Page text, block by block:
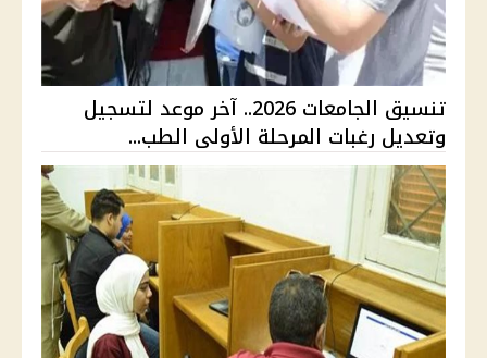
تنسيق الجامعات 2026.. آخر موعد لتسجيل
وتعديل رغبات المرحلة الأولى الطب...